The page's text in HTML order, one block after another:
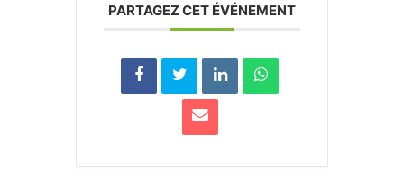
PARTAGEZ CET ÉVÉNEMENT